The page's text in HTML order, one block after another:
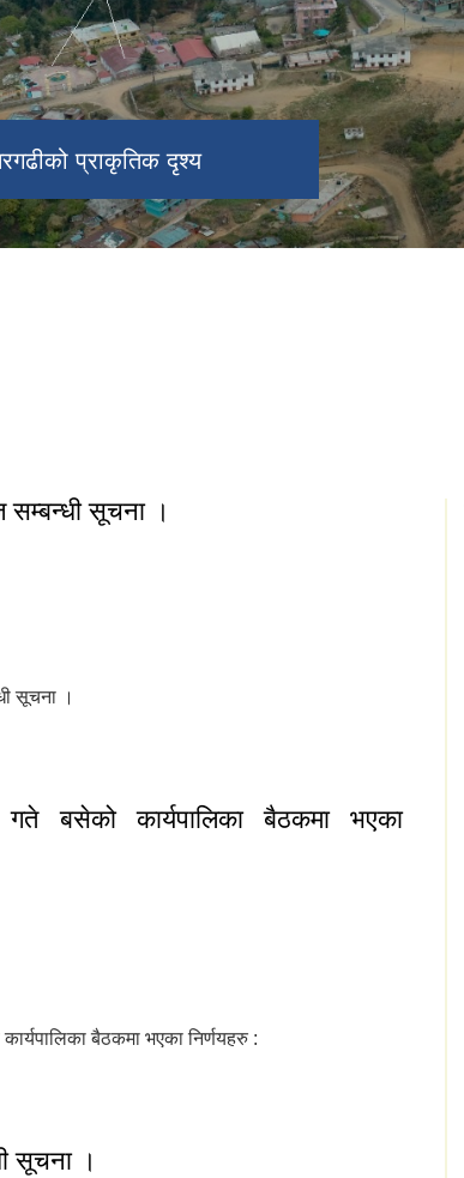
प्राकृतिक दृश्य
सम्बन्धी सूचना ।
सूचना ।
बसेको कार्यपालिका बैठकमा भएका
बैठकमा भएका निर्णयहरु :
सूचना ।